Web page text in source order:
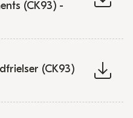
(CK93) -
(CK93)